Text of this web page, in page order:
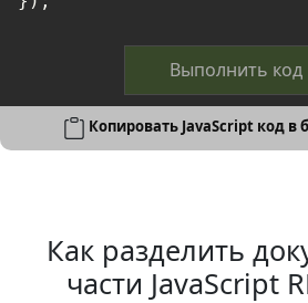
Выполнить код
Копировать JavaScript код в
Как разделить
части JavaScript